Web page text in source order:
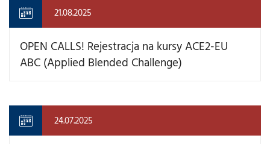
21.08.2025
OPEN CALLS! Rejestracja na kursy ACE2-EU
ABC (Applied Blended Challenge)
24.07.2025